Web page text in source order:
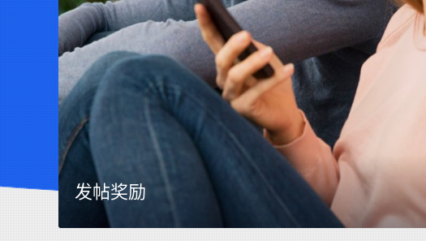
什么是Hi-Res高解析音频？